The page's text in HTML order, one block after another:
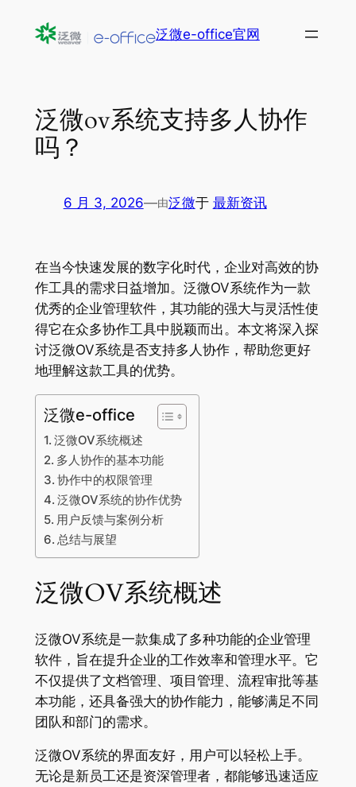
泛微e-office官网
泛微ov系统支持多人协作
吗？
6 月 3, 2026—由泛微于 最新资讯
在当今快速发展的数字化时代，企业对高效的协
作工具的需求日益增加。泛微OV系统作为一款
优秀的企业管理软件，其功能的强大与灵活性使
得它在众多协作工具中脱颖而出。本文将深入探
讨泛微OV系统是否支持多人协作，帮助您更好
地理解这款工具的优势。
泛微e-office
泛微OV系统概述
多人协作的基本功能
协作中的权限管理
泛微OV系统的协作优势
用户反馈与案例分析
总结与展望
泛微OV系统概述
泛微OV系统是一款集成了多种功能的企业管理
软件，旨在提升企业的工作效率和管理水平。它
不仅提供了文档管理、项目管理、流程审批等基
本功能，还具备强大的协作能力，能够满足不同
团队和部门的需求。
泛微OV系统的界面友好，用户可以轻松上手。
无论是新员工还是资深管理者，都能够迅速适应